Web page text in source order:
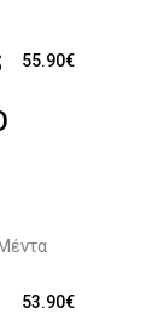
55.90€
53.90€